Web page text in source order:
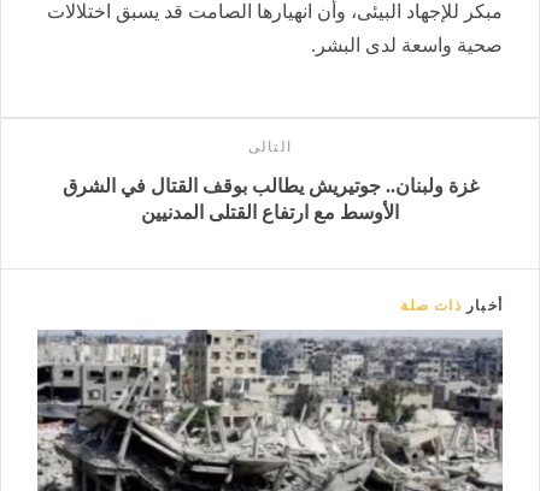
مبكر للإجهاد البيئى، وأن انهيارها الصامت قد يسبق اختلالات
صحية واسعة لدى البشر.
التالى
غزة ولبنان.. جوتيريش يطالب بوقف القتال في الشرق
الأوسط مع ارتفاع القتلى المدنيين
أخبار ذات صلة